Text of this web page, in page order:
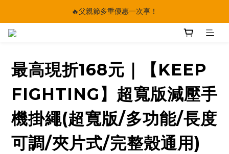
🔥父親節多重優惠一次享！
太陽星｜75折限時優惠
🔥父親節多重優惠一次享！
最高現折168元｜【KEEP
FIGHTING】超寬版減壓手
機掛繩(超寬版/多功能/長度
可調/夾片式/完整殼通用)